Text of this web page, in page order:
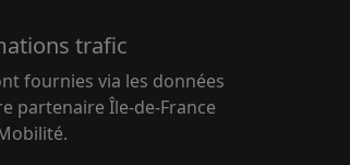
trafic
fournies via les données
partenaire Île-de-France